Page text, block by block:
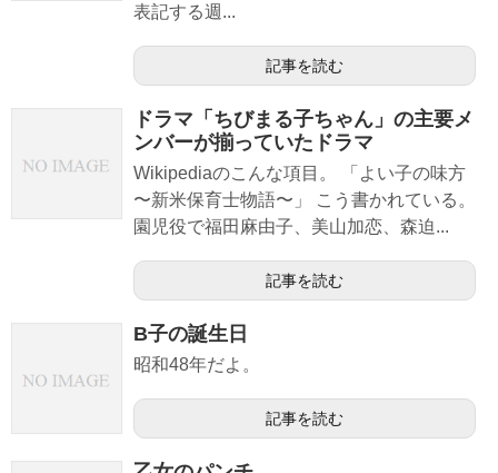
表記する週...
記事を読む
ドラマ「ちびまる子ちゃん」の主要メ
ンバーが揃っていたドラマ
Wikipediaのこんな項目。 「よい子の味方
〜新米保育士物語〜」 こう書かれている。
園児役で福田麻由子、美山加恋、森迫...
記事を読む
B子の誕生日
昭和48年だよ。
記事を読む